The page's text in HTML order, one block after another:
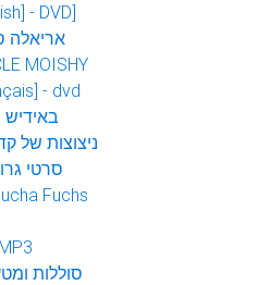
- DVD]
אריאלה
MOISHY
- dvd
DVD באידיש
ניצוצות של
סרטי
Fuchs
נגני MP3
סוללות